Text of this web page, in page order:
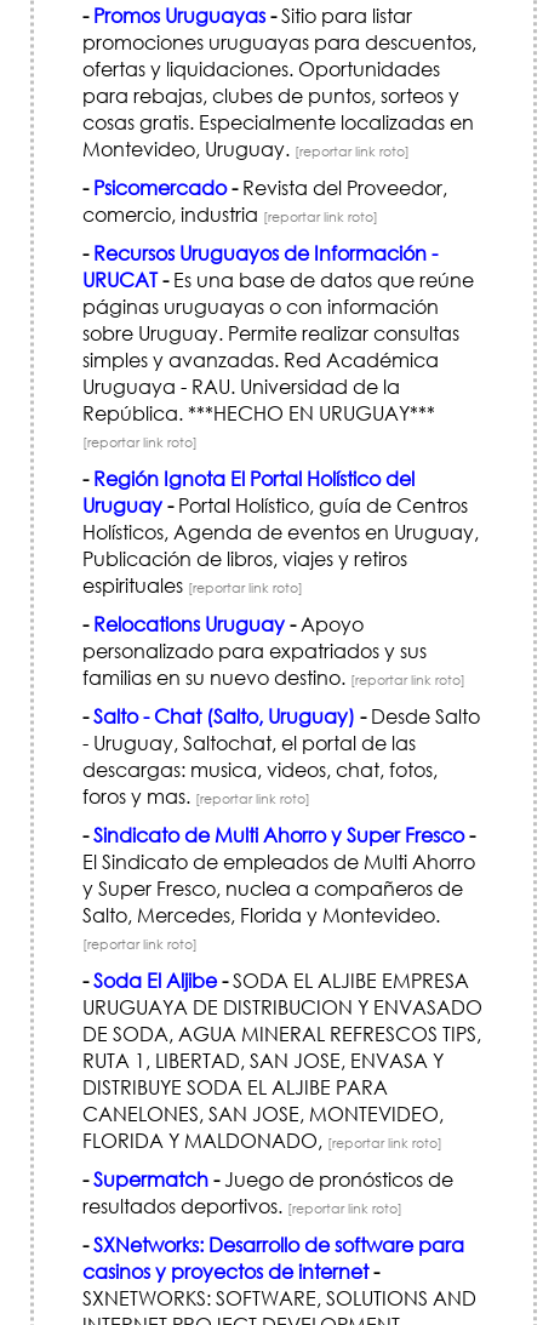
- Promos Uruguayas-Sitio para listar
promociones uruguayas para descuentos,
ofertas y liquidaciones. Oportunidades
para rebajas, clubes de puntos, sorteos y
cosas gratis. Especialmente localizadas en
Montevideo, Uruguay. [reportar link roto]
- Psicomercado-Revista del Proveedor,
comercio, industria [reportar link roto]
- Recursos Uruguayos de Información -
URUCAT-Es una base de datos que reúne
páginas uruguayas o con información
sobre Uruguay. Permite realizar consultas
simples y avanzadas. Red Académica
Uruguaya - RAU. Universidad de la
República. ***HECHO EN URUGUAY***
[reportar link roto]
- Región Ignota El Portal Holístico del
Uruguay-Portal Holístico, guía de Centros
Holísticos, Agenda de eventos en Uruguay,
Publicación de libros, viajes y retiros
espirituales [reportar link roto]
- Relocations Uruguay-Apoyo
personalizado para expatriados y sus
familias en su nuevo destino. [reportar link roto]
-Salto - Chat (Salto, Uruguay) -Desde Salto
- Uruguay, Saltochat, el portal de las
descargas: musica, videos, chat, fotos,
foros y mas. [reportar link roto]
-Sindicato de Multi Ahorro y Super Fresco-
El Sindicato de empleados de Multi Ahorro
y Super Fresco, nuclea a compañeros de
Salto, Mercedes, Florida y Montevideo.
[reportar link roto]
-Soda El Aljibe-SODA EL ALJIBE EMPRESA
URUGUAYA DE DISTRIBUCION Y ENVASADO
DE SODA, AGUA MINERAL REFRESCOS TIPS,
RUTA 1, LIBERTAD, SAN JOSE, ENVASA Y
DISTRIBUYE SODA EL ALJIBE PARA
CANELONES, SAN JOSE, MONTEVIDEO,
FLORIDA Y MALDONADO, [reportar link roto]
-Supermatch-Juego de pronósticos de
resultados deportivos. [reportar link roto]
-SXNetworks: Desarrollo de software para
casinos y proyectos de internet-
SXNETWORKS: SOFTWARE, SOLUTIONS AND